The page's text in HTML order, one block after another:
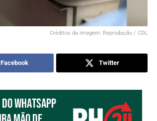
Créditos da imagem: Reprodução / CDL
Facebook Twitter